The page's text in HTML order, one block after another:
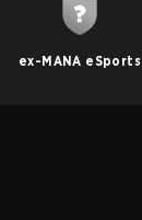
ex-MANA eSports